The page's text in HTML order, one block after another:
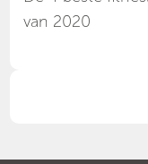
van 2020